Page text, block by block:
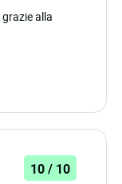
alla
10 / 10